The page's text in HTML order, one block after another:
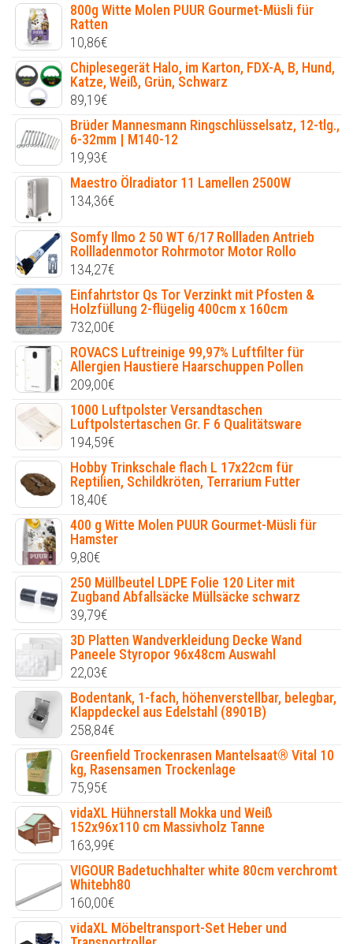
800g Witte Molen PUUR Gourmet-Müsli für
Ratten
10,86€
Chiplesegerät Halo, im Karton, FDX-A, B, Hund,
Katze, Weiß, Grün, Schwarz
89,19€
Brüder Mannesmann Ringschlüsselsatz, 12-tlg.,
6-32mm | M140-12
19,93€
Maestro Ölradiator 11 Lamellen 2500W
134,36€
Somfy Ilmo 2 50 WT 6/17 Rollladen Antrieb
Rollladenmotor Rohrmotor Motor Rollo
134,27€
Einfahrtstor Qs Tor Verzinkt mit Pfosten &
Holzfüllung 2-flügelig 400cm x 160cm
732,00€
ROVACS Luftreinige 99,97% Luftfilter für
Allergien Haustiere Haarschuppen Pollen
209,00€
1000 Luftpolster Versandtaschen
Luftpolstertaschen Gr. F 6 Qualitätsware
194,59€
Hobby Trinkschale flach L 17x22cm für
Reptilien, Schildkröten, Terrarium Futter
18,40€
400 g Witte Molen PUUR Gourmet-Müsli für
Hamster
9,80€
250 Müllbeutel LDPE Folie 120 Liter mit
Zugband Abfallsäcke Müllsäcke schwarz
39,79€
3D Platten Wandverkleidung Decke Wand
Paneele Styropor 96x48cm Auswahl
22,03€
Bodentank, 1-fach, höhenverstellbar, belegbar,
Klappdeckel aus Edelstahl (8901B)
258,84€
Greenfield Trockenrasen Mantelsaat® Vital 10
kg, Rasensamen Trockenlage
75,95€
vidaXL Hühnerstall Mokka und Weiß
152x96x110 cm Massivholz Tanne
163,99€
VIGOUR Badetuchhalter white 80cm verchromt
Whitebh80
160,00€
vidaXL Möbeltransport-Set Heber und